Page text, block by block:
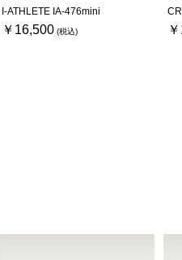
I-ATHLETE IA-476mini
￥16,500